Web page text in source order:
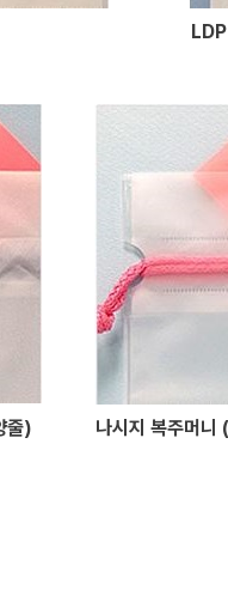
줄) 나시지 복주머니